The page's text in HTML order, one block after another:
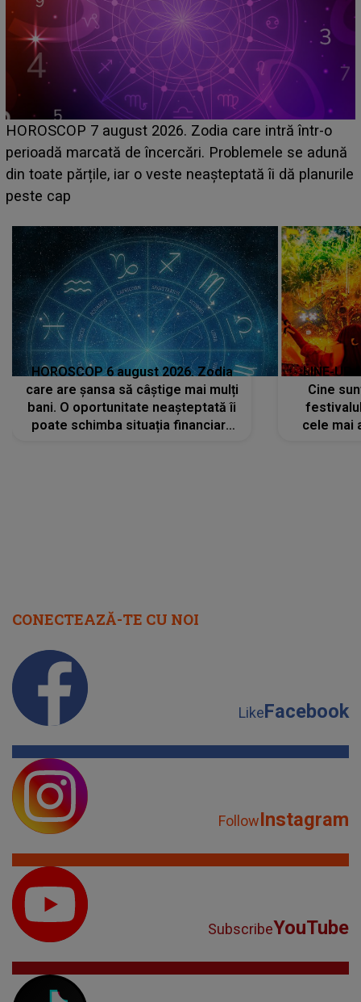
HOROSCOP 7 august 2026. Zodia care intră într-o
perioadă marcată de încercări. Problemele se adună
din toate părțile, iar o veste neașteptată îi dă planurile
peste cap
HOROSCOP 6 august 2026. Zodia
care are șansa să câștige mai mulți
bani. O oportunitate neașteptată îi
poate schimba situația financiară
LINE-UP
Cine
cele mai
CONECTEAZĂ-TE CU NOI
LikeFacebook
FollowInstagram
SubscribeYouTube